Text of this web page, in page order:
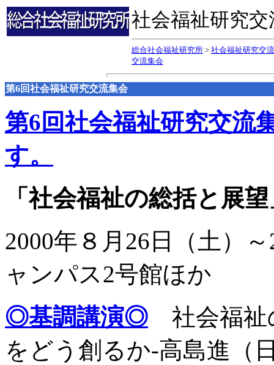
社会福祉研究交
総合社会福祉研究所 > 社会福祉研究交
交流集会
第6回社会福祉研究交流集会
第6回社会福祉研究交流
す。
「社会福祉の総括と展
2000年８月26日（土）
ャンパス2号館ほか
◎基調講演◎ 社会福祉
をどう創るか-高島進（